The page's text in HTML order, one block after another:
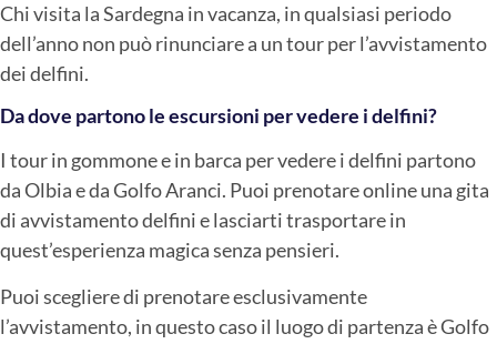
Chi visita la Sardegna in vacanza, in qualsiasi periodo
dell’anno non può rinunciare a un tour per l’avvistamento
dei delfini.
Da dove partono le escursioni per vedere i delfini?
I tour in gommone e in barca per vedere i delfini partono
da Olbia e da Golfo Aranci. Puoi prenotare online una gita
di avvistamento delfini e lasciarti trasportare in
quest’esperienza magica senza pensieri.
Puoi scegliere di prenotare esclusivamente
l’avvistamento, in questo caso il luogo di partenza è Golfo